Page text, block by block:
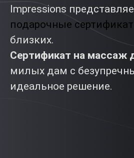
Impressions
подарочные
близких.
Сертификат на массаж
милых дам с
идеальное решение.